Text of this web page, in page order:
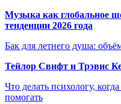
Музыка как глобальное
тенденции 2026 года
Бак для летнего душа:
Тейлор Свифт и Трэвис
Что делать психологу,
помогать